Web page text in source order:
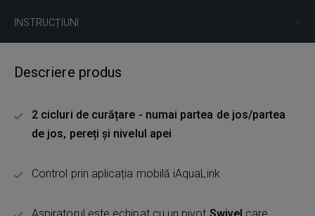
INSTRUCȚIUNI
Descriere produs
2 cicluri de curățare - numai partea de jos/partea
de jos, pereți și nivelul apei
Control prin aplicația mobilă iAquaLink